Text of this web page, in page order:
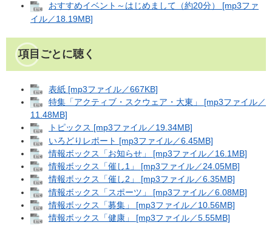
おすすめイベント～はじめまして（約20分） [mp3ファ
イル／18.19MB]
項目ごとに聴く
表紙 [mp3ファイル／667KB]
特集「アクティブ・スクウェア・大東」 [mp3ファイル／
11.48MB]
トピックス [mp3ファイル／19.34MB]
いろどりレポート [mp3ファイル／6.45MB]
情報ボックス「お知らせ」 [mp3ファイル／16.1MB]
情報ボックス「催し1」 [mp3ファイル／24.05MB]
情報ボックス「催し2」 [mp3ファイル／6.35MB]
情報ボックス「スポーツ」 [mp3ファイル／6.08MB]
情報ボックス「募集」 [mp3ファイル／10.56MB]
情報ボックス「健康」 [mp3ファイル／5.55MB]